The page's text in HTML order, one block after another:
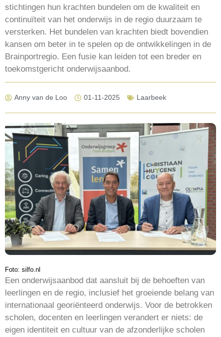
stichtingen hun krachten bundelen om de kwaliteit en
continuïteit van het onderwijs in de regio duurzaam te
versterken. Het bundelen van krachten biedt bovendien
kansen om beter in te spelen op de ontwikkelingen in de
Brainportregio. Een fusie kan leiden tot een breder en
toekomstgericht onderwijsaanbod.
Anny van de Loo 01-11-2025 Laarbeek
Foto: silfo.nl
Een onderwijsaanbod dat aansluit bij de behoeften van
leerlingen en de regio, inclusief het groeiende belang van
internationaal georiënteerd onderwijs. Voor de betrokken
scholen, docenten en leerlingen verandert er niets: de
eigen identiteit en cultuur van de afzonderlijke scholen